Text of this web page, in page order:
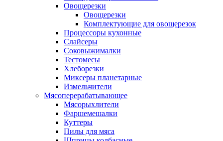
Овощерезки
Овощерезки
Комплектующие для овощерезок
Процессоры кухонные
Слайсеры
Соковыжималки
Тестомесы
Хлеборезки
Миксеры планетарные
Измельчители
Мясоперерабатывающее
Мясорыхлители
Фаршемешалки
Куттеры
Пилы для мяса